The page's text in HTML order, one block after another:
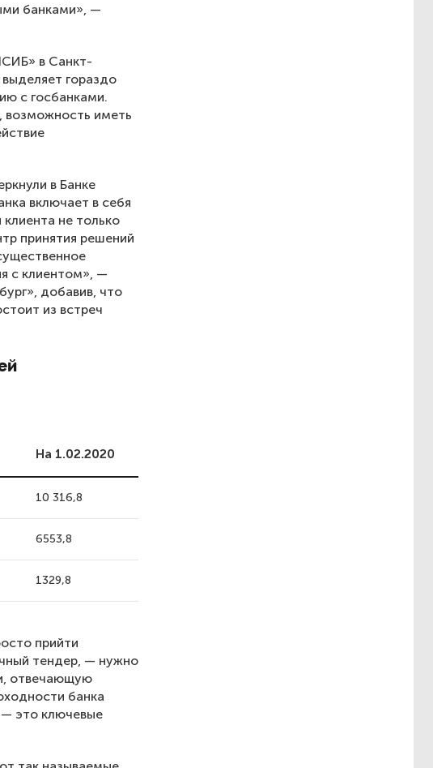
банками», —
в Санкт-
гораздо
с госбанками.
возможность иметь
в Банке
включает в себя
не только
принятия решений
с клиентом», —
добавив, что
из встреч
На 1.02.2020
10 316,8
6553,8
1329,8
прийти
тендер, — нужно
отвечающую
банка
— это ключевые